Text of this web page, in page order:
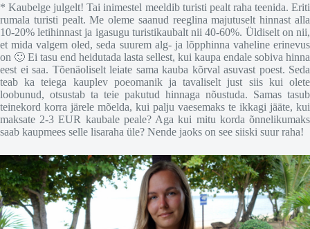
* Kaubelge julgelt! Tai inimestel meeldib turisti pealt raha teenida. Eriti
rumala turisti pealt. Me oleme saanud reeglina majutuselt hinnast alla
10-20% letihinnast ja igasugu turistikaubalt nii 40-60%. Üldiselt on nii,
et mida valgem oled, seda suurem alg- ja lõpphinna vaheline erinevus
on 🙂 Ei tasu end heidutada lasta sellest, kui kaupa endale sobiva hinna
eest ei saa. Tõenäoliselt leiate sama kauba kõrval asuvast poest. Seda
teab ka teiega kauplev poeomanik ja tavaliselt just siis kui olete
loobunud, otsustab ta teie pakutud hinnaga nõustuda. Samas tasub
teinekord korra järele mõelda, kui palju vaesemaks te ikkagi jääte, kui
maksate 2-3 EUR kaubale peale? Aga kui mitu korda õnnelikumaks
saab kaupmees selle lisaraha üle? Nende jaoks on see siiski suur raha!